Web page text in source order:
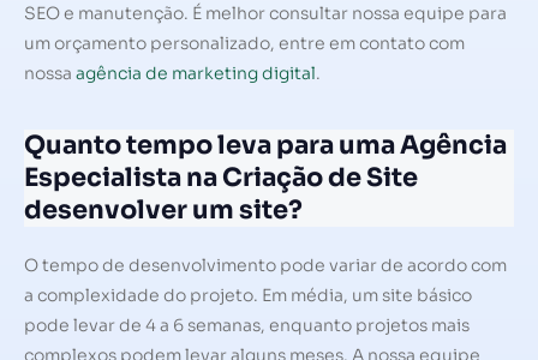
SEO e manutenção. É melhor consultar nossa equipe para
um orçamento personalizado, entre em contato com
nossa agência de marketing digital.
Quanto tempo leva para uma Agência
Especialista na Criação de Site
desenvolver um site?
O tempo de desenvolvimento pode variar de acordo com
a complexidade do projeto. Em média, um site básico
pode levar de 4 a 6 semanas, enquanto projetos mais
complexos podem levar alguns meses. A nossa equipe